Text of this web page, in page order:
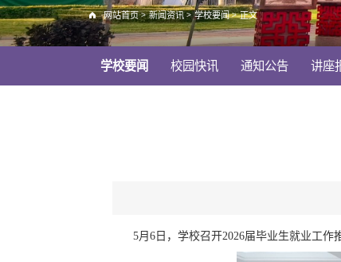
网站首页 > 新闻资讯 > 学校要闻 > 正文
学校要闻 校园快讯 通知公告 讲座
5月6日，学校召开2026届毕业生就业工